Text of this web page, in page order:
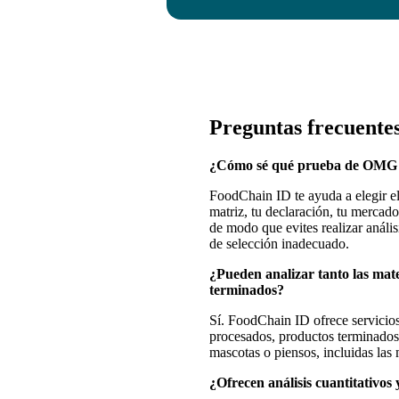
Preguntas
¿Cómo sé qué prueba de
FoodChain ID te ayuda a elegir
matriz, tu declaración, tu
de modo que evites realizar
de selección inadecuado.
¿Pueden analizar tanto las
terminados?
Sí. FoodChain ID ofrece
procesados, productos
mascotas o piensos, incluidas las
¿Ofrecen análisis